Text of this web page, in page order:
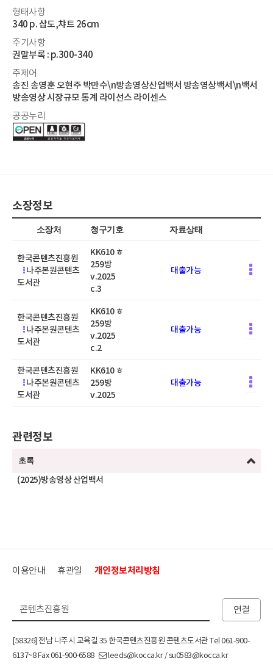
형태사항
340 p. 삽도,챠트 26cm
주기사항
권말부록 : p.300-340
주제어
송진 송영훈 오현주 박만수\n방송영상산업백서 방송영상백서\n백서
방송영상 시장규모 통계 라이선스 라이센스
공공누리
소장정보
소장처 청구기호 자료상태
한국콘텐츠진흥원
나주본원콘텐츠
도서관
KK610 ㅎ
259방
v.2025
c.3
대출가능
한국콘텐츠진흥원
나주본원콘텐츠
도서관
KK610 ㅎ
259방
v.2025
c.2
대출가능
한국콘텐츠진흥원
나주본원콘텐츠
도서관
KK610 ㅎ
259방
v.2025
대출가능
관련정보
초록
(2025)방송영상 산업백서
이용안내 휴관일 개인정보처리방침
연결
[58326] 전남 나주시 교육길 35 한국콘텐츠진흥원 콘텐츠도서관 Tel 061-900-
6137~8 Fax 061-900-6588
leeds@kocca.kr / su0583@kocca.kr